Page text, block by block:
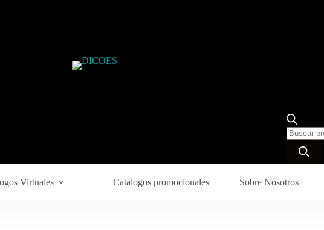
Búsqueda
de
productos
Virtuales Catalogos promocionales Sobre Nosotros